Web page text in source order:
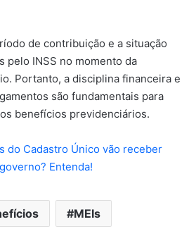
de contribuição e a situação
pelo INSS no momento da
Portanto, a disciplina financeira e
são fundamentais para
benefícios previdenciários.
do Cadastro Único vão receber
Entenda!
MEIs